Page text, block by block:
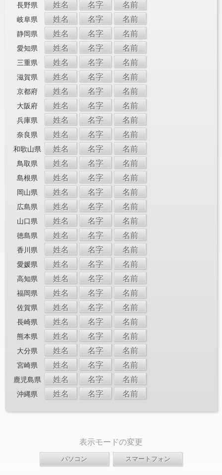
長野県 姓名 名字 名前
岐阜県 姓名 名字 名前
静岡県 姓名 名字 名前
愛知県 姓名 名字 名前
三重県 姓名 名字 名前
滋賀県 姓名 名字 名前
京都府 姓名 名字 名前
大阪府 姓名 名字 名前
兵庫県 姓名 名字 名前
奈良県 姓名 名字 名前
和歌山県 姓名 名字 名前
鳥取県 姓名 名字 名前
島根県 姓名 名字 名前
岡山県 姓名 名字 名前
広島県 姓名 名字 名前
山口県 姓名 名字 名前
徳島県 姓名 名字 名前
香川県 姓名 名字 名前
愛媛県 姓名 名字 名前
高知県 姓名 名字 名前
福岡県 姓名 名字 名前
佐賀県 姓名 名字 名前
長崎県 姓名 名字 名前
熊本県 姓名 名字 名前
大分県 姓名 名字 名前
宮崎県 姓名 名字 名前
鹿児島県 姓名 名字 名前
沖縄県 姓名 名字 名前
表示モードの変更